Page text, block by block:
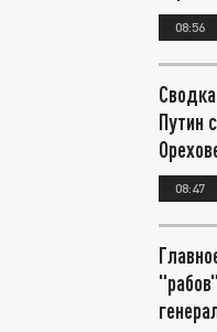
08:56
Путин
08:47